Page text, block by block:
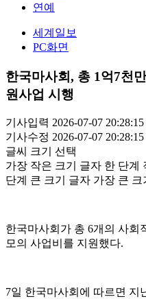
연예
세계일보
PC화면
한국마사회, 총 1억7천
원사업 시행
기사입력 2026-07-07 20:28:15
기사수정 2026-07-07 20:28:15
글씨 크기 선택
가장 작은 크기 글자 한 단계
단계 큰 크기 글자 가장 큰 크
한국마사회가 총 6개의 사회
모의 사업비를 지원했다.
7일 한국마사회에 따르면 지